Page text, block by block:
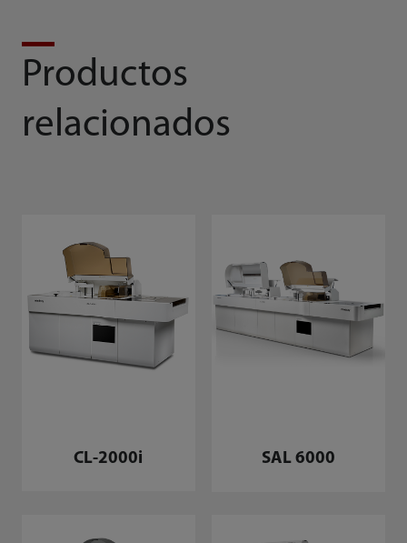
Productos
relacionados
CL-2000i SAL 6000